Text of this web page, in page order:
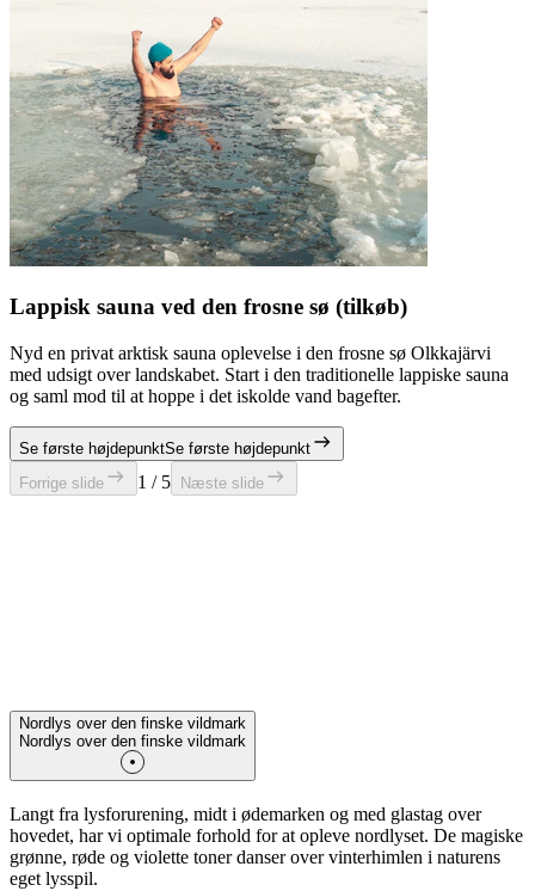
Lappisk sauna ved den frosne sø (tilkøb)
Nyd en privat arktisk sauna oplevelse i den frosne sø Olkkajärvi
med udsigt over landskabet. Start i den traditionelle lappiske sauna
og saml mod til at hoppe i det iskolde vand bagefter.
Se første højdepunktSe første højdepunkt
Forrige slide
1 / 5 Næste slide
Nordlys over den finske vildmark
Nordlys over den finske vildmark
Langt fra lysforurening, midt i ødemarken og med glastag over
hovedet, har vi optimale forhold for at opleve nordlyset. De magiske
grønne, røde og violette toner danser over vinterhimlen i naturens
eget lysspil.